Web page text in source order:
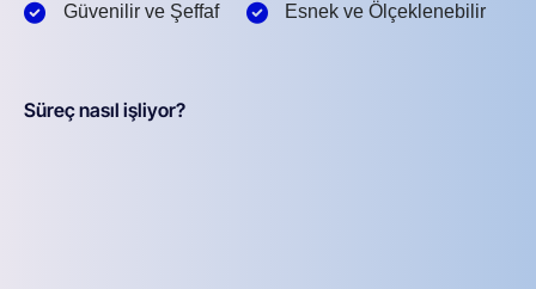
Güvenilir ve Şeffaf
Esnek ve Ölçeklenebilir
Süreç nasıl işliyor?